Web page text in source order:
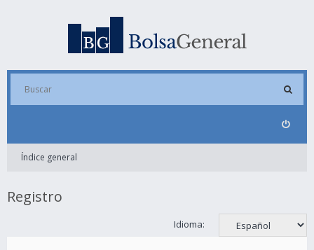
Índice general
Registro
Idioma: